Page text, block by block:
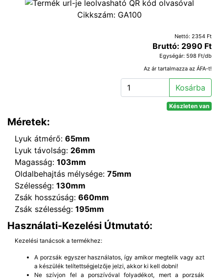
Cikkszám: GA100
Nettó: 2354 Ft
Bruttó: 2990 Ft
Egységár: 598 Ft/db
Az ár tartalmazza az ÁFA-t!
Kosárba
Készleten van
Méretek:
Lyuk átmérő: 65mm
Lyuk távolság: 26mm
Magasság: 103mm
Oldalbehajtás mélysége: 75mm
Szélesség: 130mm
Zsák hosszúság: 660mm
Zsák szélesség: 195mm
Használati-Kezelési Útmutató:
Kezelési tanácsok a termékhez:
A porzsák egyszer használatos, így amikor megtelik vagy azt
a készülék telítettségjelzője jelzi, akkor ki kell dobni!
Ne szívjon fel a porszívóval folyadékot, mert a porzsák